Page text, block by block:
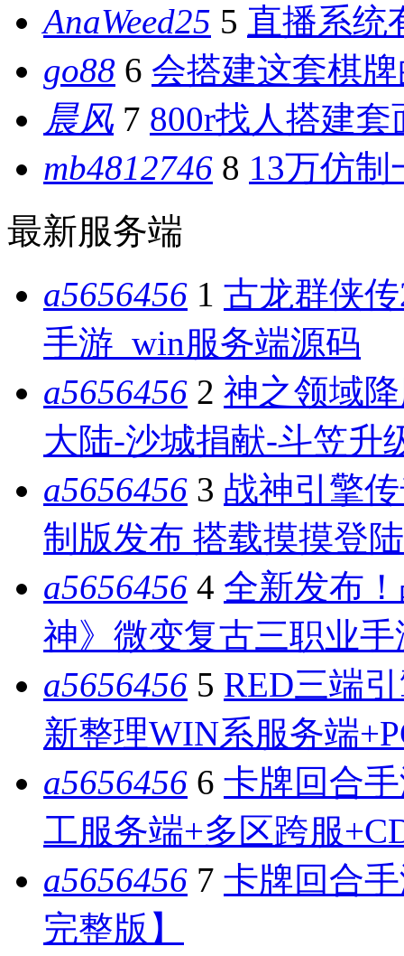
AnaWeed25 5 直播系统
go88 6 会搭建这套棋
晨风 7 800r找人搭建
mb4812746 8 13万仿制
最新服务端
a5656456 1 古龙群侠
手游_win服务端源码
a5656456 2 神之领域
大陆-沙城捐献-斗笠升
a5656456 3 战神引擎
制版发布 搭载摸摸登
a5656456 4 全新发布
神》微变复古三职业
a5656456 5 RED三端
新整理WIN系服务端
a5656456 6 卡牌回合
工服务端+多区跨服
a5656456 7 卡牌回合
完整版】